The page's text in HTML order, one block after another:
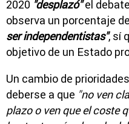
2020 "desplazó"el
observa un porcentaje
ser independentistas", sí
objetivo de un Estado
Un cambio de
deberse a que "no ven
plazo o ven que el coste